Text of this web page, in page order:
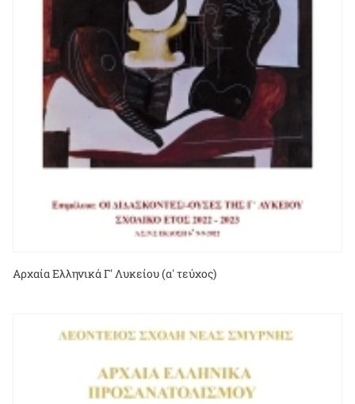
Αρχαία Ελληνικά Γ' Λυκείου (α' τεύχος)